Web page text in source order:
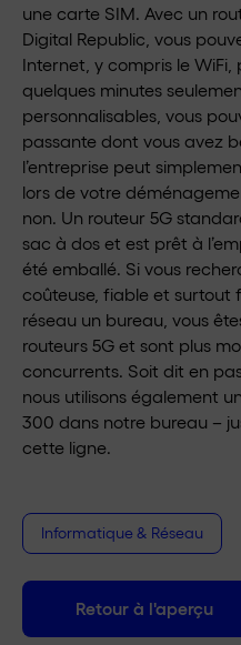
une carte SIM. Avec un
Digital Republic, vous
Internet, y compris le
quelques minutes
personnalisables, vous
passante dont vous avez
l’entreprise peut
lors de votre
non. Un routeur 5G
sac à dos et est prêt à
été emballé. Si vous
coûteuse, fiable et surtout
réseau un bureau, vous
routeurs 5G et sont plus
concurrents. Soit dit en
nous utilisons également
300 dans notre bureau –
cette ligne.
Informatique & Réseau
Retour à l'aperçu